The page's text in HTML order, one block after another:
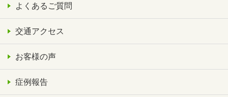
よくあるご質問
交通アクセス
お客様の声
症例報告